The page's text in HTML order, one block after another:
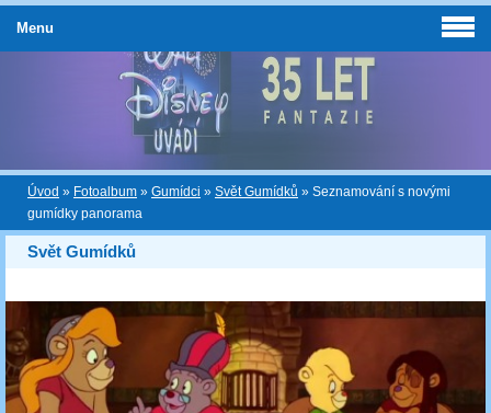
Úvod » Fotoalbum » Gumídci » Svět Gumídků » Seznamování s novými
gumídky panorama
Svět Gumídků
Menu